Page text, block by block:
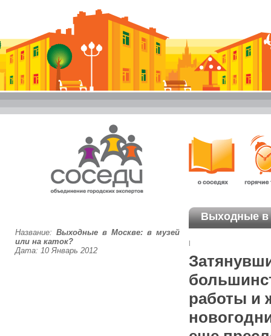
Название: Выходные в Москве: в музей
или на каток?
Дата: 10 Январь 2012
Выходные в
|
работы и